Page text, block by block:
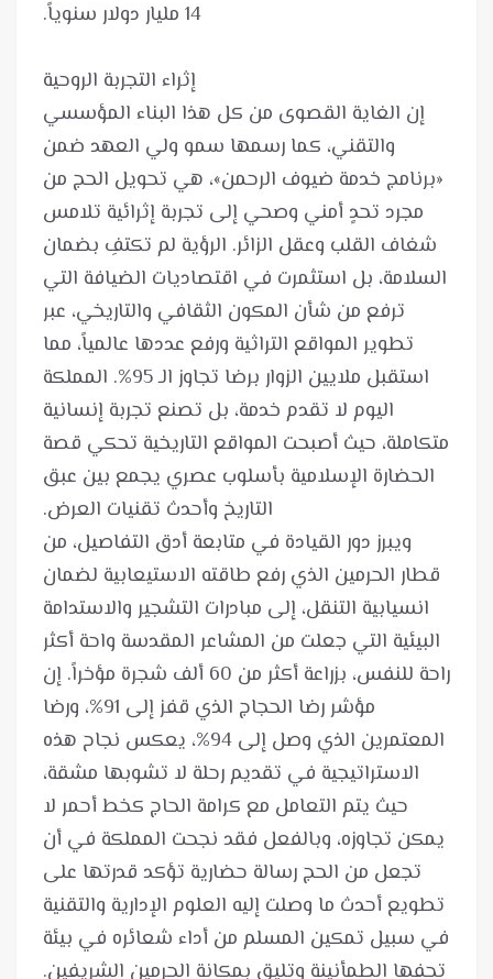
إن الغاية القصوى من كل هذا البناء المؤسسي
والتقني، كما رسمها سمو ولي العهد ضمن
«برنامج خدمة ضيوف الرحمن»، هي تحويل الحج من
مجرد تحدٍ أمني وصحي إلى تجربة إثرائية تلامس
شغاف القلب وعقل الزائر. الرؤية لم تكتفِ بضمان
السلامة، بل استثمرت في اقتصاديات الضيافة التي
ترفع من شأن المكون الثقافي والتاريخي، عبر
تطوير المواقع التراثية ورفع عددها عالمياً، مما
استقبل ملايين الزوار برضا تجاوز الـ 95%. المملكة
اليوم لا تقدم خدمة، بل تصنع تجربة إنسانية
متكاملة، حيث أصبحت المواقع التاريخية تحكي قصة
الحضارة الإسلامية بأسلوب عصري يجمع بين عبق
ويبرز دور القيادة في متابعة أدق التفاصيل، من
قطار الحرمين الذي رفع طاقته الاستيعابية لضمان
انسيابية التنقل، إلى مبادرات التشجير والاستدامة
البيئية التي جعلت من المشاعر المقدسة واحة أكثر
راحة للنفس، بزراعة أكثر من 60 ألف شجرة مؤخراً. إن
مؤشر رضا الحجاج الذي قفز إلى 91%، ورضا
المعتمرين الذي وصل إلى 94%، يعكس نجاح هذه
الاستراتيجية في تقديم رحلة لا تشوبها مشقة،
حيث يتم التعامل مع كرامة الحاج كخط أحمر لا
يمكن تجاوزه، وبالفعل فقد نجحت المملكة في أن
تجعل من الحج رسالة حضارية تؤكد قدرتها على
تطويع أحدث ما وصلت إليه العلوم الإدارية والتقنية
في سبيل تمكين المسلم من أداء شعائره في بيئة